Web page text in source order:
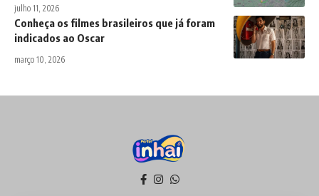
julho 11, 2026
Conheça os filmes brasileiros que já foram
indicados ao Oscar
março 10, 2026